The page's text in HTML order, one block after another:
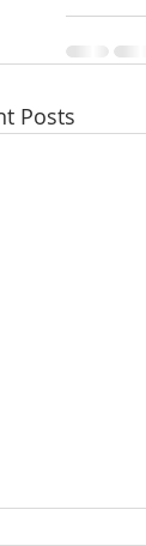
Posts